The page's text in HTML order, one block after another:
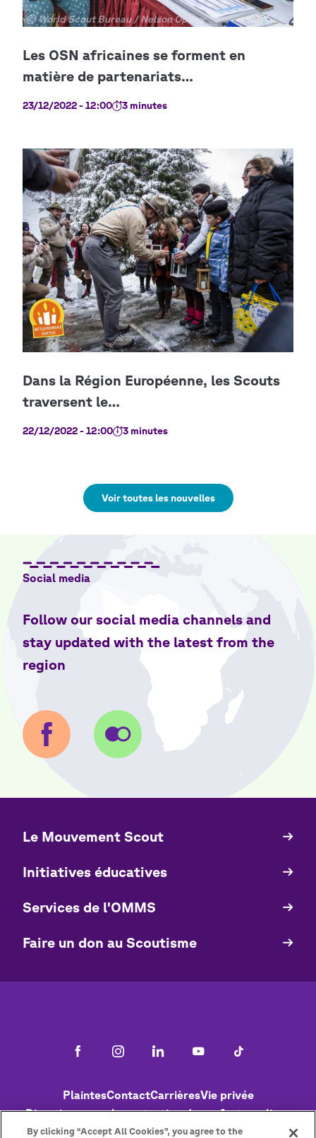
Copyright
© World Scout Bureau / Nelson Opany
23/12/2022 - 12:00 3 minutes
22/12/2022 - 12:00 3 minutes
Voir toutes les nouvelles
Social media
Follow our social media channels and
stay updated with the latest from the
region
Quick
Le Mouvement Scout
Initiatives éducatives
Services de l'OMMS
Faire un don au Scoutisme
FooterPlaintesContactCarrièresVie privée
Directives pour la protection des enfants en ligne
Politique de cookiesAideStatus
By clicking “Accept All Cookies”, you agree to the